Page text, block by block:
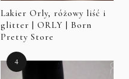
Lakier Orly, różowy liść i
glitter | ORLY | Born
Pretty Store